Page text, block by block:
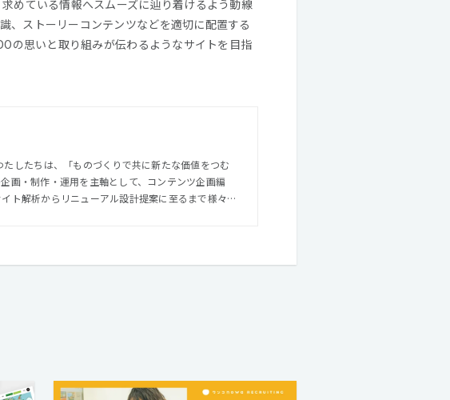
めている情報へスムーズに辿り着けるよう動線
、ストーリーコンテンツなどを適切に配置する
の思いと取り組みが伝わるようなサイトを目指
画・制作・運用を主軸として、コンテンツ企画編
ト解析からリニューアル設計提案に至るまで様々な